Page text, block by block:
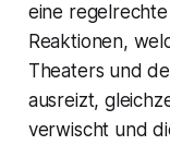
eine
Reaktionen,
Theaters und
ausreizt,
verwischt und